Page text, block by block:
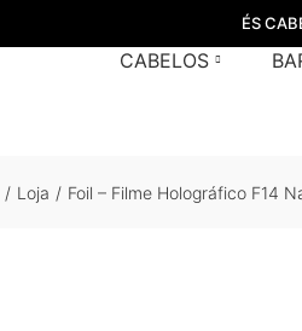
ÉS
CABELOS
/ Loja / Foil – Filme Holográfico F14